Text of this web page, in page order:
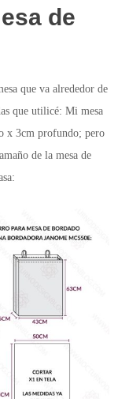
de
que va alrededor de
que utilicé: Mi mesa
x 3cm profundo; pero
de la mesa de